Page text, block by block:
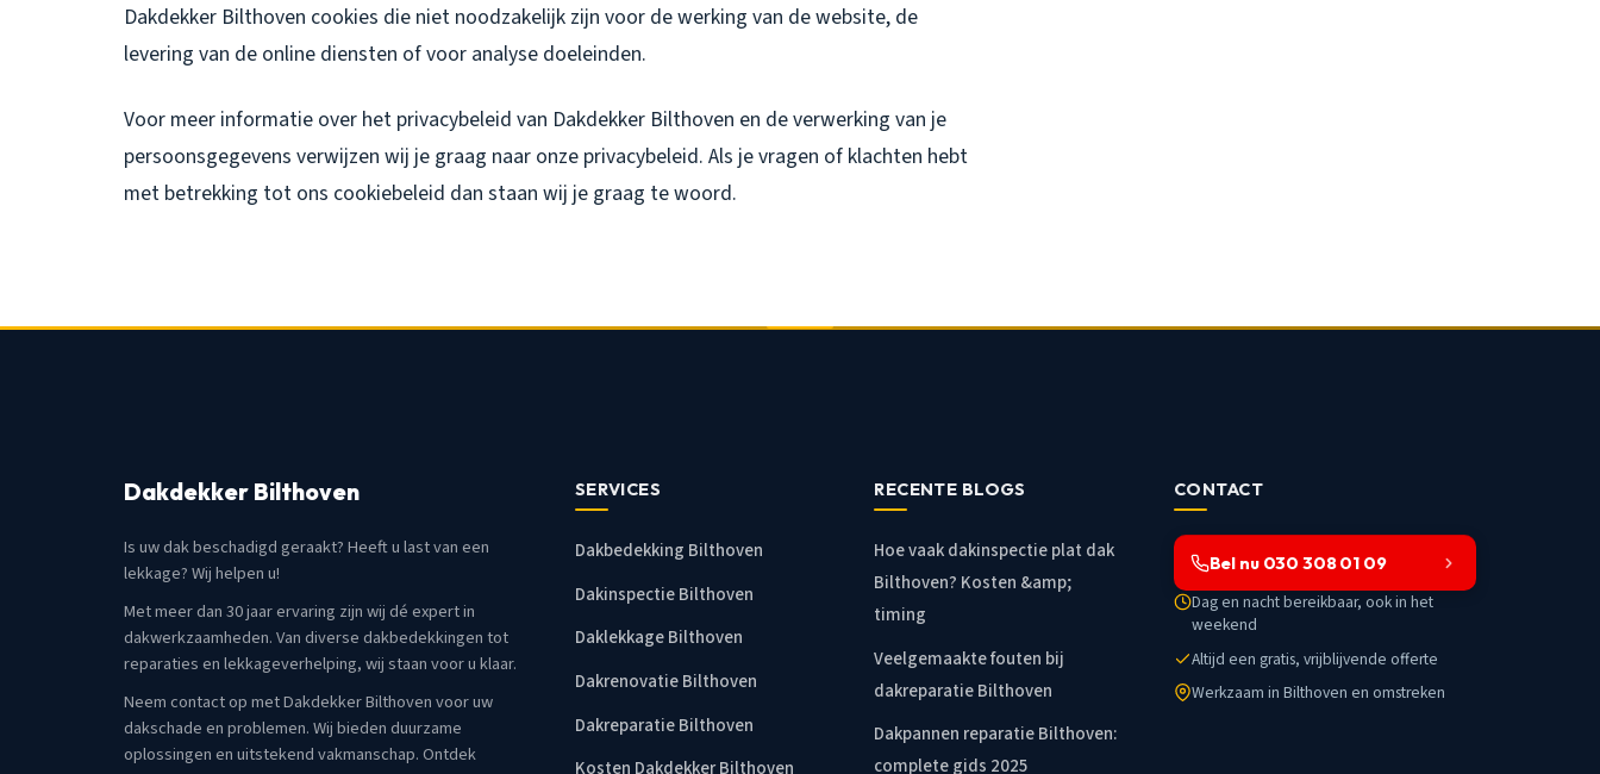
Dakdekker Bilthoven cookies die niet noodzakelijk zijn voor de werking van de website, de
levering van de online diensten of voor analyse doeleinden.
Voor meer informatie over het privacybeleid van Dakdekker Bilthoven en de verwerking van je
persoonsgegevens verwijzen wij je graag naar onze privacybeleid. Als je vragen of klachten hebt
met betrekking tot ons cookiebeleid dan staan wij je graag te woord.
Dakdekker Bilthoven
Is uw dak beschadigd geraakt? Heeft u last van een
lekkage? Wij helpen u!
Met meer dan 30 jaar ervaring zijn wij dé expert in
dakwerkzaamheden. Van diverse dakbedekkingen tot
reparaties en lekkageverhelping, wij staan voor u klaar.
Neem contact op met Dakdekker Bilthoven voor uw
dakschade en problemen. Wij bieden duurzame
oplossingen en uitstekend vakmanschap. Ontdek
SERVICES
Dakbedekking Bilthoven
Dakinspectie Bilthoven
Daklekkage Bilthoven
Dakrenovatie Bilthoven
Dakreparatie Bilthoven
Kosten Dakdekker Bilthoven
RECENTE BLOGS
Hoe vaak dakinspectie plat dak
Bilthoven? Kosten &amp;
timing
Veelgemaakte fouten bij
dakreparatie Bilthoven
Dakpannen reparatie Bilthoven:
complete gids 2025
CONTACT
Bel nu 030 308 01 09
Dag en nacht bereikbaar, ook in het
weekend
Altijd een gratis, vrijblijvende offerte
Werkzaam in Bilthoven en omstreken